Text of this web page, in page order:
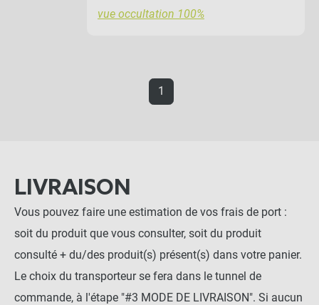
vue occultation 100%
1
LIVRAISON
Vous pouvez faire une estimation de vos frais de port :
soit du produit que vous consulter, soit du produit
consulté + du/des produit(s) présent(s) dans votre panier.
Le choix du transporteur se fera dans le tunnel de
commande, à l'étape "#3 MODE DE LIVRAISON". Si aucun